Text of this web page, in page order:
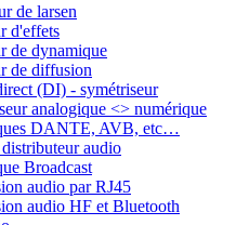
de larsen
d'effets
de dynamique
de diffusion
(DI) - symétriseur
analogique <> numérique
DANTE, AVB, etc…
audio
Broadcast
audio par RJ45
audio HF et Bluetooth